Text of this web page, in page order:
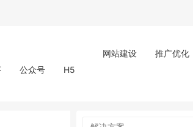
公众号 H5
网站建设 推广优化